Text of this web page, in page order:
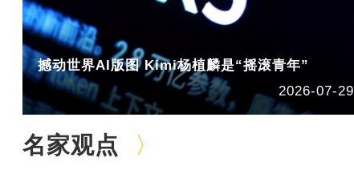
撼动世界AI版图 Kimi杨植麟是“摇滚青年”
2026-07-29
名家观点